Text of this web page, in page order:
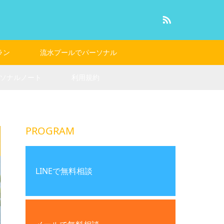
ン 流水プールでパーソナル
PROGRAM
LINEで無料相談